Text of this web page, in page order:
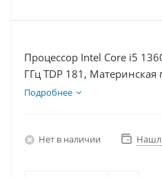
Процессор Intel Core i5
ГГц TDP 181, Материнская
Видеокарта RTX 4070
Подробнее
Нет в наличии